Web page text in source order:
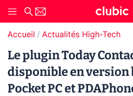
Accueil Actualités High-Tech
Le plugin Today
disponible en version
Pocket PC et